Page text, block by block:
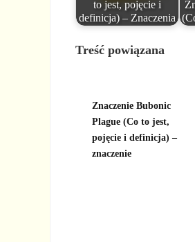
to jest, pojęcie i
definicja) – Znaczenia
Treść powiązana
Znaczenie Bubonic
Plague (Co to jest,
pojęcie i definicja) –
znaczenie